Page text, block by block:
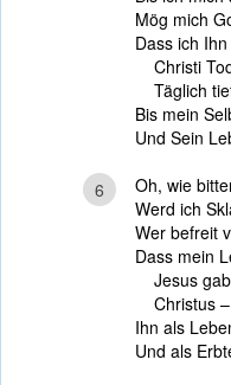
Mög mich
Dass ich
Christi
Täglich
Bis mein
Und Sein
6
Oh, wie
Werd ich
Wer befreit
Dass mein
Jesus
Christus –
Ihn als
Und als